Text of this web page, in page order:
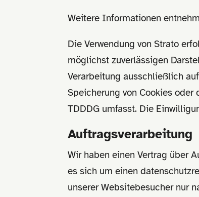
Weitere Informationen
Die Verwendung von Strato
möglichst zuverlässigen
Verarbeitung ausschließlich
Speicherung von Cookies
TDDDG umfasst. Die
Auftragsverarbeitung
Wir haben einen Vertrag über
es sich um einen
unserer Websitebesucher nur